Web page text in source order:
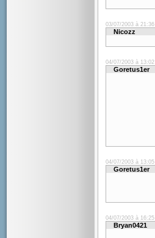
03/07/2003 à 21:36
Nicozz
04/07/2003 à 13:02
Goretus1er
04/07/2003 à 13:05
Goretus1er
04/07/2003 à 16:25
Bryan0421